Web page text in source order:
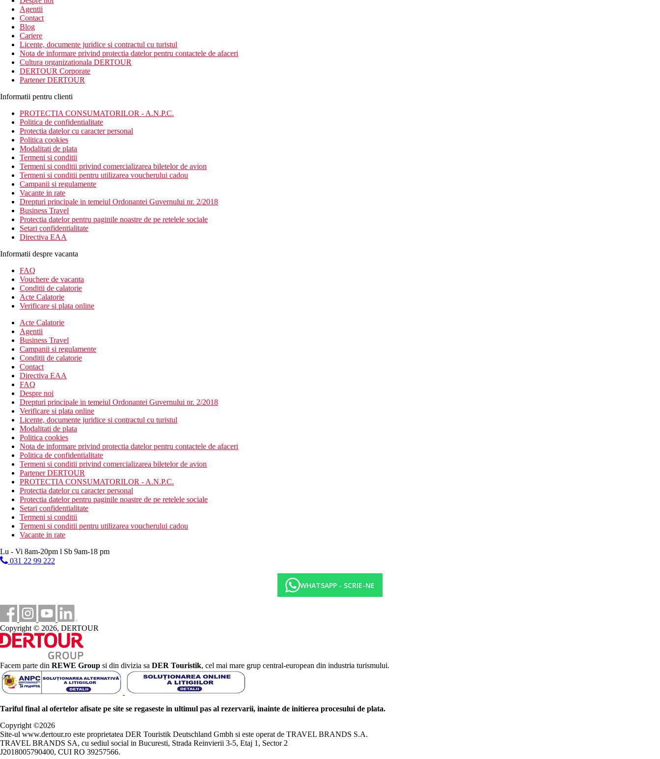
Agentii
Contact
Blog
Cariere
Licente, documente juridice si contractul cu turistul
Nota de informare privind protectia datelor pentru contactele de afaceri
Cultura organizationala DERTOUR
DERTOUR Corporate
Partener DERTOUR
Informatii pentru clienti
PROTECTIA CONSUMATORILOR - A.N.P.C.
Politica de confidentialitate
Protectia datelor cu caracter personal
Politica cookies
Modalitati de plata
Termeni si conditii
Termeni si conditii privind comercializarea biletelor de avion
Termeni si conditii pentru utilizarea voucherului cadou
Campanii si regulamente
Vacante in rate
Drepturi principale in temeiul Ordonantei Guvernului nr. 2/2018
Business Travel
Protectia datelor pentru paginile noastre de pe retelele sociale
Setari confidentialitate
Directiva EAA
Informatii despre vacanta
FAQ
Vouchere de vacanta
Conditii de calatorie
Acte Calatorie
Verificare si plata online
Acte Calatorie
Agentii
Business Travel
Campanii si regulamente
Conditii de calatorie
Contact
Directiva EAA
FAQ
Despre noi
Drepturi principale in temeiul Ordonantei Guvernului nr. 2/2018
Verificare si plata online
Licente, documente juridice si contractul cu turistul
Modalitati de plata
Politica cookies
Nota de informare privind protectia datelor pentru contactele de afaceri
Politica de confidentialitate
Termeni si conditii privind comercializarea biletelor de avion
Partener DERTOUR
PROTECTIA CONSUMATORILOR - A.N.P.C.
Protectia datelor cu caracter personal
Protectia datelor pentru paginile noastre de pe retelele sociale
Setari confidentialitate
Termeni si conditii
Termeni si conditii pentru utilizarea voucherului cadou
Vacante in rate
Lu - Vi 8am-20pm l Sb 9am-18 pm
031 22 99 222
WHATSAPP - SCRIE-NE
Copyright © 2026, DERTOUR
Facem parte din REWE Group si din divizia sa DER Touristik, cel mai mare grup central-european din industria turismului.
Tariful final al ofertelor afisate pe site se regaseste in ultimul pas al rezervarii, inainte de initierea procesului de plata.
Copyright ©2026
Site-ul www.dertour.ro este proprietatea DER Touristik Deutschland Gmbh si este operat de TRAVEL BRANDS S.A.
TRAVEL BRANDS SA, cu sediul social in Bucuresti, Strada Reinvierii 3-5, Etaj 1, Sector 2
J2018005790400, CUI RO 39257566.